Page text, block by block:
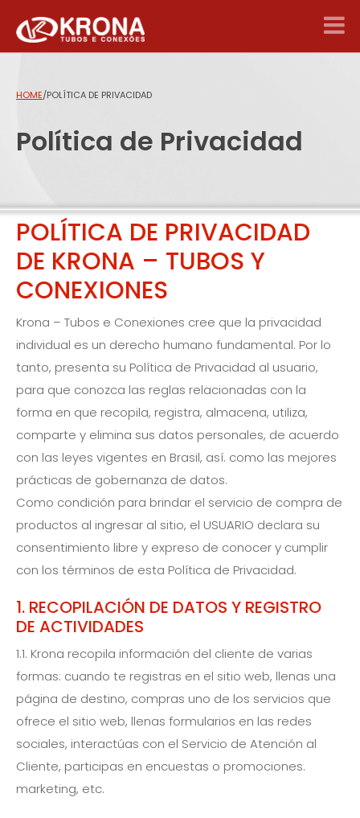
HOME/POLÍTICA DE PRIVACIDAD
Política de Privacidad
POLÍTICA DE PRIVACIDAD
DE KRONA – TUBOS Y
CONEXIONES
Krona – Tubos e Conexiones cree que la privacidad
individual es un derecho humano fundamental. Por lo
tanto, presenta su Política de Privacidad al usuario,
para que conozca las reglas relacionadas con la
forma en que recopila, registra, almacena, utiliza,
comparte y elimina sus datos personales, de acuerdo
con las leyes vigentes en Brasil, así. como las mejores
prácticas de gobernanza de datos.
Como condición para brindar el servicio de compra de
productos al ingresar al sitio, el USUARIO declara su
consentimiento libre y expreso de conocer y cumplir
con los términos de esta Política de Privacidad.
1. RECOPILACIÓN DE DATOS Y REGISTRO
DE ACTIVIDADES
1.1. Krona recopila información del cliente de varias
formas: cuando te registras en el sitio web, llenas una
página de destino, compras uno de los servicios que
ofrece el sitio web, llenas formularios en las redes
sociales, interactúas con el Servicio de Atención al
Cliente, participas en encuestas o promociones.
marketing, etc.